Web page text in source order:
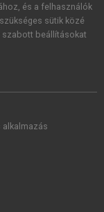
a szotar.netés a
és a felhasználók
sütik közé
beállításokat